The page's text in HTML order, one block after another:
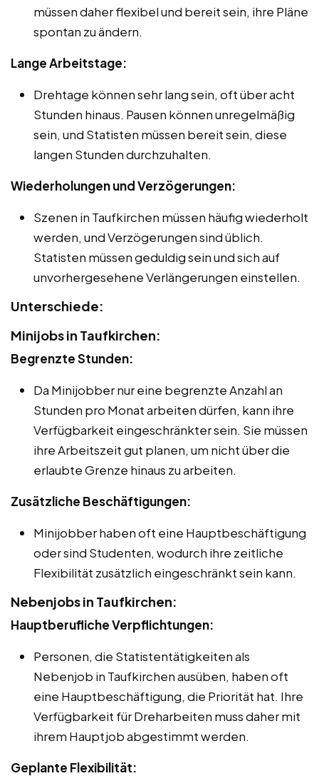
müssen daher flexibel und bereit sein, ihre Pläne
spontan zu ändern.
Lange Arbeitstage:
Drehtage können sehr lang sein, oft über acht
Stunden hinaus. Pausen können unregelmäßig
sein, und Statisten müssen bereit sein, diese
langen Stunden durchzuhalten.
Wiederholungen und Verzögerungen:
Szenen in Taufkirchen müssen häufig wiederholt
werden, und Verzögerungen sind üblich.
Statisten müssen geduldig sein und sich auf
unvorhergesehene Verlängerungen einstellen.
Unterschiede:
Minijobs in Taufkirchen:
Begrenzte Stunden:
Da Minijobber nur eine begrenzte Anzahl an
Stunden pro Monat arbeiten dürfen, kann ihre
Verfügbarkeit eingeschränkter sein. Sie müssen
ihre Arbeitszeit gut planen, um nicht über die
erlaubte Grenze hinaus zu arbeiten.
Zusätzliche Beschäftigungen:
Minijobber haben oft eine Hauptbeschäftigung
oder sind Studenten, wodurch ihre zeitliche
Flexibilität zusätzlich eingeschränkt sein kann.
Nebenjobs in Taufkirchen:
Hauptberufliche Verpflichtungen:
Personen, die Statistentätigkeiten als
Nebenjob in Taufkirchen ausüben, haben oft
eine Hauptbeschäftigung, die Priorität hat. Ihre
Verfügbarkeit für Dreharbeiten muss daher mit
ihrem Hauptjob abgestimmt werden.
Geplante Flexibilität: